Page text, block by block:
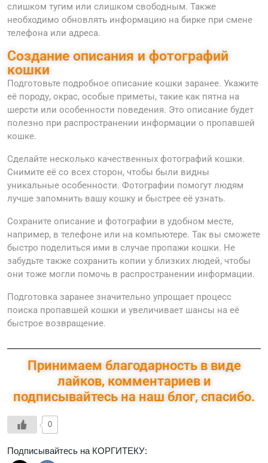
слишком тугим или слишком свободным. Также
необходимо обновлять информацию на бирке при смене
телефона или адреса.
Создание описания и фотографий
кошки
Подготовьте подробное описание кошки заранее. Укажите
её породу, окрас, особые приметы, такие как пятна на
шерсти или особенности поведения. Это описание будет
полезно при распространении информации о пропавшей
кошке.
Сделайте несколько качественных фотографий кошки.
Снимите её со всех сторон, чтобы были видны
уникальные особенности. Фотографии помогут людям
лучше запомнить вашу кошку и быстрее её узнать.
Сохраните описание и фотографии в удобном месте,
например, в телефоне или на компьютере. Так вы сможете
быстро поделиться ими в случае пропажи кошки. Не
забудьте также сохранить копии у близких людей, чтобы
они тоже могли помочь в распространении информации.
Подготовка заранее значительно упрощает процесс
поиска пропавшей кошки и увеличивает шансы на её
быстрое возвращение.
Принимаем благодарность в виде
лайков, комментариев и
подписывайтесь на наш блог, спасибо.
0
Подписывайтесь на КОРГИТЕКУ: